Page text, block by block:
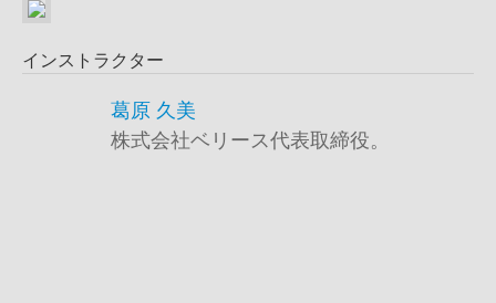
インストラクター
葛原 久美
株式会社ベリース代表取締役。